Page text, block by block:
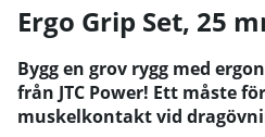
Ergo Grip Set, 25
Bygg en grov rygg med
från JTC Power! Ett måste
muskelkontakt vid